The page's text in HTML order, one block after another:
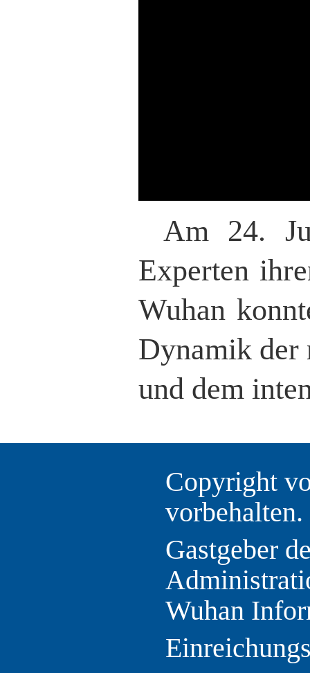
Am 24.
Experten
Wuhan
Dynamik der
und dem
Copyright
vorbehalten.
Gastgeber
Wuhan